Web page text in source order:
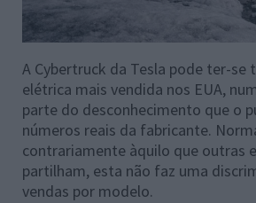
A Cybertruck da Tesla pode ter-se
elétrica mais vendida nos EUA,
parte do desconhecimento que o
números reais da fabricante.
contrariamente àquilo que outras
partilham, esta não faz uma
vendas por modelo.